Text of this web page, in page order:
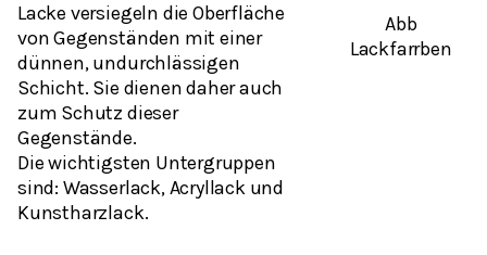
Lacke versiegeln die Oberfläche
von Gegenständen mit einer
dünnen, undurchlässigen
Schicht. Sie dienen daher auch
zum Schutz dieser
Gegenstände.
Die wichtigsten Untergruppen
sind: Wasserlack, Acryllack und
Kunstharzlack.
Abb
Lackfarrben